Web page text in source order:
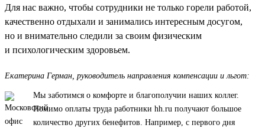
Для нас важно, чтобы сотрудники не только горели работой,
качественно отдыхали и занимались интересным досугом,
но и внимательно следили за своим физическим
и психологическим здоровьем.
Екатерина Герман, руководитель направления компенсации и льгот:
Мы заботимся о комфорте и благополучии наших коллег.
Помимо оплаты труда работники hh.ru получают большое
количество других бенефитов. Например, с первого дня